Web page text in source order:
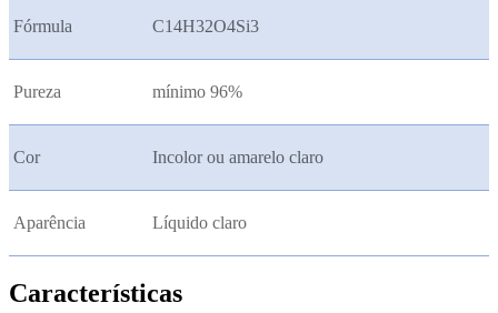
Fórmula C14H32O4Si3
Pureza mínimo 96%
Cor Incolor ou amarelo claro
Aparência Líquido claro
Características